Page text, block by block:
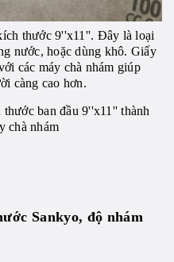
thước 9''x11''. Đây là loại
nước, hoặc dùng khô. Giấy
các máy chà nhám giúp
càng cao hơn.
ban đầu 9''x11'' thành
chà nhám
Sankyo, độ nhám